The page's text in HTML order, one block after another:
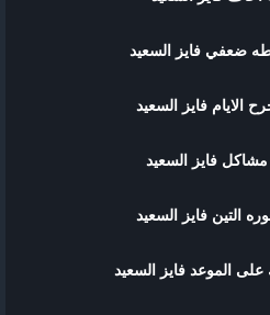
ضعفي فايز السعيد
الايام فايز السعيد
مشاكل فايز السعيد
التين فايز السعيد
على الموعد فايز السعيد